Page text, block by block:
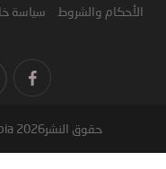
الأحكام والشروط سياسة
حقوق النشر2026 PitStopArabia. كل الحقوق محفوظة